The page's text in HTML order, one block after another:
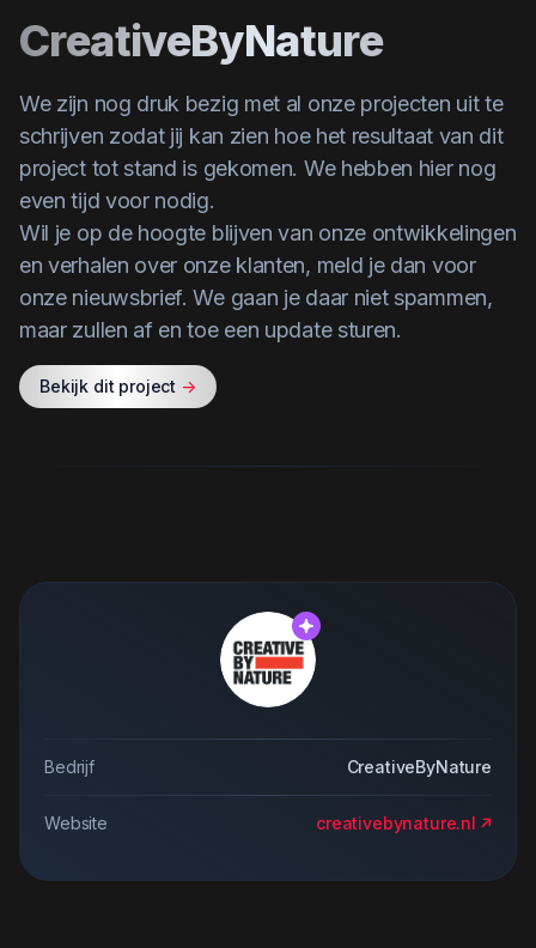
CreativeByNature
We zijn nog druk bezig met al onze projecten uit te
schrijven zodat jij kan zien hoe het resultaat van dit
project tot stand is gekomen. We hebben hier nog
even tijd voor nodig.
Wil je op de hoogte blijven van onze ontwikkelingen
en verhalen over onze klanten, meld je dan voor
onze nieuwsbrief. We gaan je daar niet spammen,
maar zullen af en toe een update sturen.
Bekijk dit project ->
Bedrijf CreativeByNature
Website creativebynature.nl